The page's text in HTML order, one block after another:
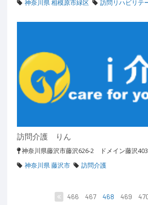
神奈川県 相模原市緑区
訪問リハビリテ
訪問介護 りん
神奈川県藤沢市藤沢626-2 ドメイン藤沢
神奈川県 藤沢市
訪問介護
466 467 468 469